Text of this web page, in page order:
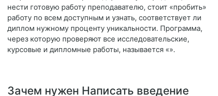
нести готовую работу преподавателю, стоит «пробить»
работу по всем доступным и узнать, соответствует ли
диплом нужному проценту уникальности. Программа,
через которую проверяют все исследовательские,
курсовые и дипломные работы, называется «».
Зачем нужен Написать введение